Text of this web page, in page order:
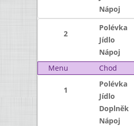
Nápoj
2
Polévka
Jídlo
Nápoj
Menu
Chod
1
Polévka
Jídlo
Doplněk
Nápoj